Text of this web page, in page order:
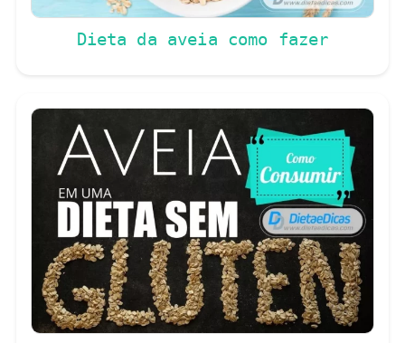
Dieta da aveia como fazer